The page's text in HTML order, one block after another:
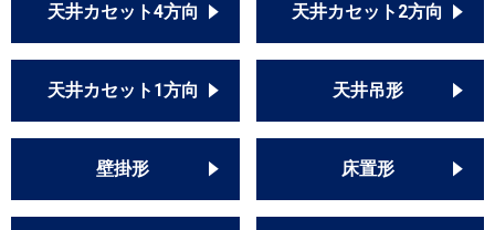
天井カセット4方向 天井カセット2方向
天井カセット1方向 天井吊形
壁掛形 床置形